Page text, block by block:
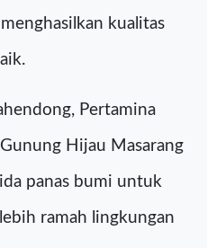
kualitas
Pertamina
Hijau Masarang
panas bumi untuk
ramah lingkungan